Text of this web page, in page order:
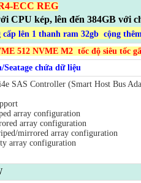
ECC REG
CPU kép, lên đến 384GB với
lên 1 thanh ram 32gb cộng
512 NVME M2 tốc độ siêu tốc
Seatage chứa dữ liệu
SAS Controller (Smart Host Bus
array configuration
array configuration
mirrored array configuration
array configuration